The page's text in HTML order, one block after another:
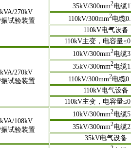
270kV
试验装置
35kV/300mm2电缆
110kV/300mm2电缆
110kV电气设备
110kV主变，电容量
270kV
试验装置
10kV/300mm2电缆
35kV/300mm2电缆
110kV/300mm2电缆
110kV电气设备
110kV主变，电容量
108kV
试验装置
10kV/300mm2电缆
35kV/300mm2电缆
35kV电气设备